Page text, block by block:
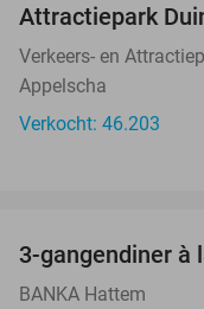
Attractiepark
Verkeers- en
Appelscha
Verkocht: 46.203
3-gangendiner à
BANKA Hattem